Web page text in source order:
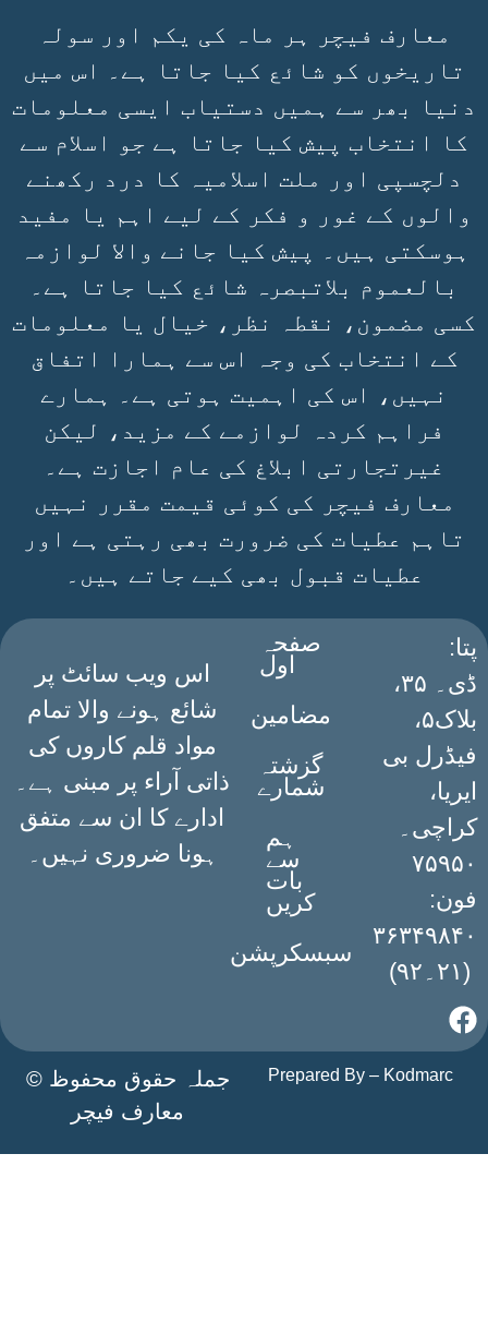
معارف فیچر ہر ماہ کی یکم اور سولہ
تاریخوں کو شائع کیا جاتا ہے۔ اس میں
دنیا بھر سے ہمیں دستیاب ایسی معلومات
کا انتخاب پیش کیا جاتا ہے جو اسلام سے
دلچسپی اور ملت اسلامیہ کا درد رکھنے
والوں کے غور و فکر کے لیے اہم یا مفید
ہوسکتی ہیں۔ پیش کیا جانے والا لوازمہ
بالعموم بلاتبصرہ شائع کیا جاتا ہے۔
کسی مضمون، نقطہ نظر، خیال یا معلومات
کے انتخاب کی وجہ اس سے ہمارا اتفاق
نہیں، اس کی اہمیت ہوتی ہے۔ ہمارے
فراہم کردہ لوازمے کے مزید، لیکن
غیرتجارتی ابلاغ کی عام اجازت ہے۔
معارف فیچر کی کوئی قیمت مقرر نہیں
تاہم عطیات کی ضرورت بھی رہتی ہے اور
عطیات قبول بھی کیے جاتے ہیں۔
:پتا
ڈی۔ ۳۵،
بلاک۵،
فیڈرل بی
ایریا،
کراچی۔
۷۵۹۵۰
فون:
(۲۱۔۹۲)
صفحہ
اول
مضامین
گزشتہ
شمارے
ہم
سے
بات
کریں
سبسکرپشن
اس ویب سائٹ پر
شائع ہونے والا تمام
مواد قلم کاروں کی
ذاتی آراء پر مبنی ہے۔
ادارے کا ان سے متفق
ہونا ضروری نہیں۔
Prepared By – Kodmarc
جملہ حقوق محفوظ ©
معارف فیچر